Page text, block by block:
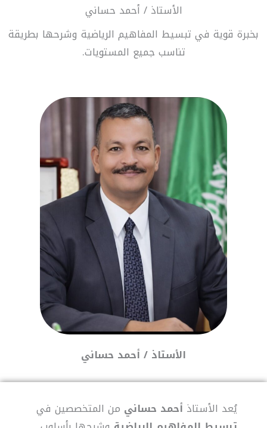
الأستاذ / أحمد حساني
بخبرة قوية في تبسيط المفاهيم الرياضية وشرحها بطريقة
تناسب جميع المستويات.
الأستاذ / أحمد حساني
يُعد الأستاذ أحمد حساني من المتخصصين في